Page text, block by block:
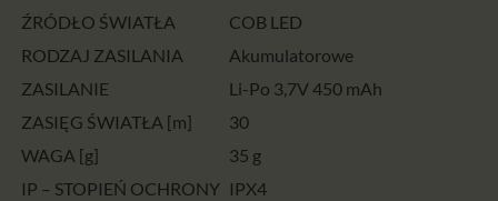
ŹRÓDŁO ŚWIATŁA
COB LED
RODZAJ ZASILANIA
Akumulatorowe
ZASILANIE
Li-Po 3,7V 450 mAh
ZASIĘG ŚWIATŁA [m]
30
WAGA [g]
35 g
IP – STOPIEŃ OCHRONY IPX4